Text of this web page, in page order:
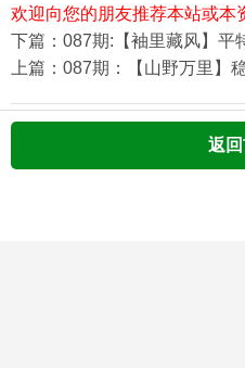
欢迎向您的朋友推荐本站或本
下篇：087期:【袖里藏风】平
上篇：087期：【山野万里】
返